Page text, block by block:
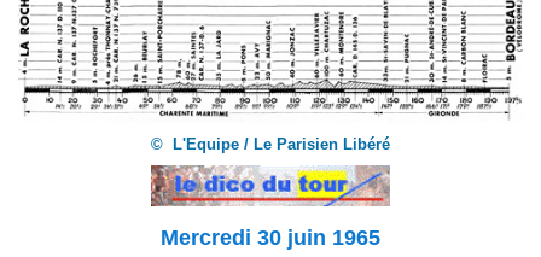
© L'Equipe / Le Parisien Libéré
Mercredi 30 juin 1965